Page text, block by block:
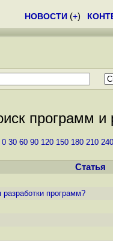
НОВОСТИ (+)
программ и
0 30 60 90 120 150 180 210 240
Статья
программ?